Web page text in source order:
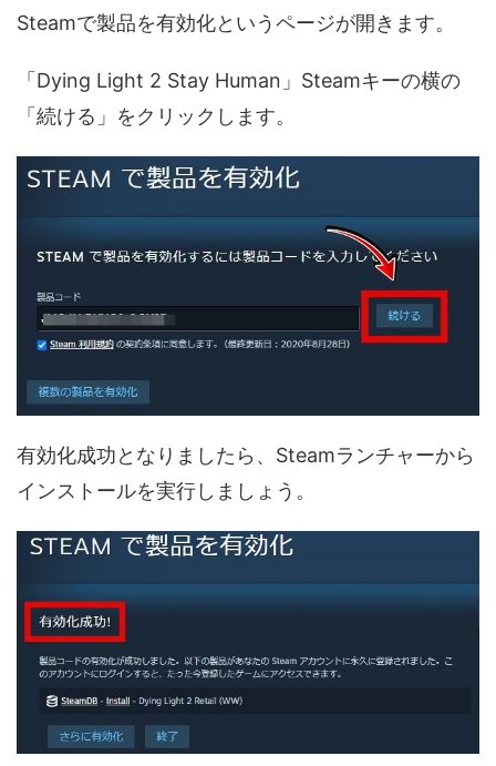
Steamで製品を有効化というページが開きます。
「Dying Light 2 Stay Human」Steamキーの横の
「続ける」をクリックします。
有効化成功となりましたら、Steamランチャーから
インストールを実行しましょう。